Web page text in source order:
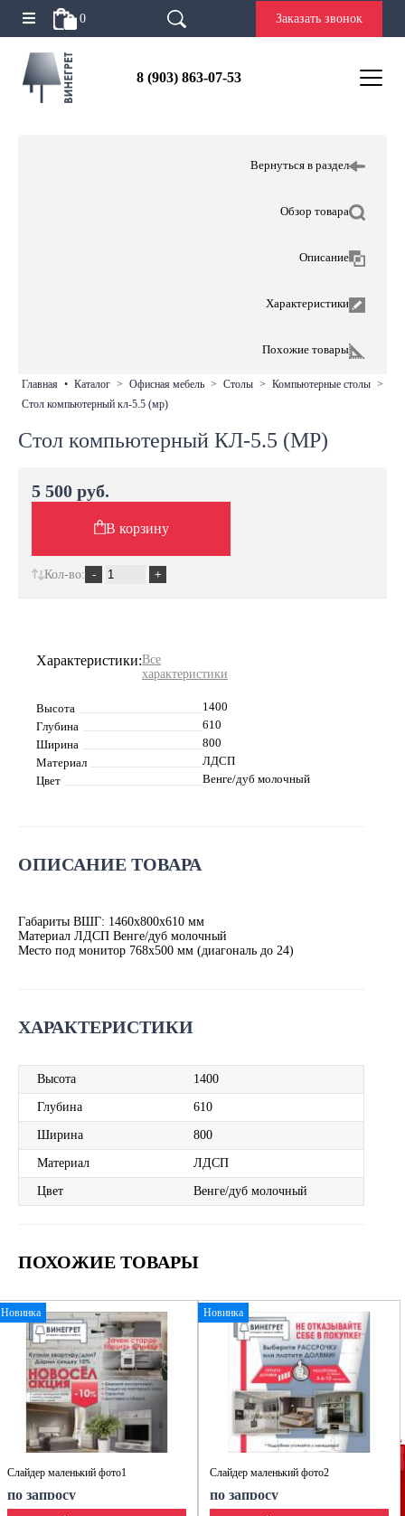
0 Заказать звонок
8 (903) 863-07-53
Вернуться в раздел
Обзор товара
Описание
Характеристики
Похожие товары
главная • каталог > офисная мебель > столы > компьютерные столы >
стол компьютерный кл-5.5 (мр)
Стол компьютерный КЛ-5.5 (МР)
Характеристики:Все
характеристики
Высота
1400
Глубина
610
Ширина
800
Материал
ЛДСП
Цвет
Венге/дуб молочный
ОПИСАНИЕ ТОВАРА
Габариты ВШГ: 1460х800х610 мм
Материал ЛДСП Венге/дуб молочный
Место под монитор 768х500 мм (диагональ до 24)
ХАРАКТЕРИСТИКИ
Высота 1400
Глубина 610
Ширина 800
Материал ЛДСП
Цвет Венге/дуб молочный
ПОХОЖИЕ ТОВАРЫ
Новинка
Слайдер маленький фото1
по запросу
Новинка
Слайдер маленький фото2
по запросу
5 500 руб.
В корзину
Кол-во: